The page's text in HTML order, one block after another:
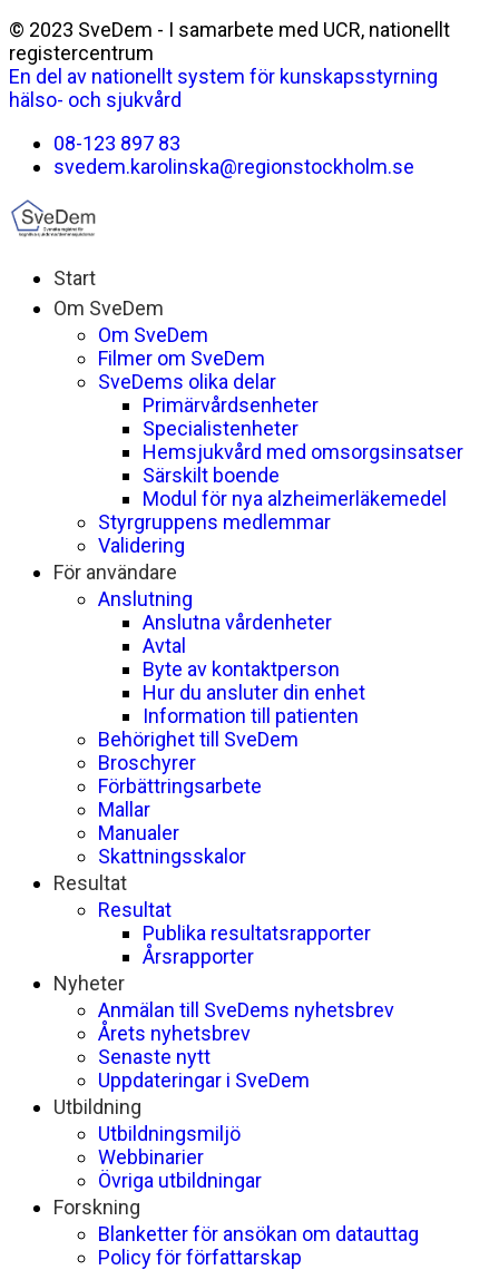
© 2023 SveDem - I samarbete med UCR, nationellt
registercentrum
En del av nationellt system för kunskapsstyrning
hälso- och sjukvård
08-123 897 83
svedem.karolinska@regionstockholm.se
Start
Om SveDem
Om SveDem
Filmer om SveDem
SveDems olika delar
Primärvårdsenheter
Specialistenheter
Hemsjukvård med omsorgsinsatser
Särskilt boende
Modul för nya alzheimerläkemedel
Styrgruppens medlemmar
Validering
För användare
Anslutning
Anslutna vårdenheter
Avtal
Byte av kontaktperson
Hur du ansluter din enhet
Information till patienten
Behörighet till SveDem
Broschyrer
Förbättringsarbete
Mallar
Manualer
Skattningsskalor
Resultat
Resultat
Publika resultatsrapporter
Årsrapporter
Nyheter
Anmälan till SveDems nyhetsbrev
Årets nyhetsbrev
Senaste nytt
Uppdateringar i SveDem
Utbildning
Utbildningsmiljö
Webbinarier
Övriga utbildningar
Forskning
Blanketter för ansökan om datauttag
Policy för författarskap